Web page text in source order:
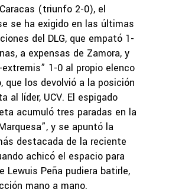
(triunfo 2-0), el
se ha exigido en las últimas
del DLG, que empató 1-
a expensas de Zamora, y
1-0 al propio elenco
que los devolvió a la posición
al líder, UCV. El espigado
acumuló tres paradas en la
y se apuntó la
destacada de la reciente
achicó el espacio para
Lewuis Peña pudiera batirle,
mano a mano.